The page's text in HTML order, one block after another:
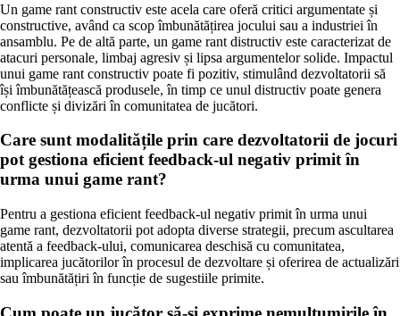
Un game rant constructiv este acela care oferă critici argumentate și
constructive, având ca scop îmbunătățirea jocului sau a industriei în
ansamblu. Pe de altă parte, un game rant distructiv este caracterizat de
atacuri personale, limbaj agresiv și lipsa argumentelor solide. Impactul
unui game rant constructiv poate fi pozitiv, stimulând dezvoltatorii să
își îmbunătățească produsele, în timp ce unul distructiv poate genera
conflicte și divizări în comunitatea de jucători.
Care sunt modalitățile prin care dezvoltatorii de jocuri
pot gestiona eficient feedback-ul negativ primit în
urma unui game rant?
Pentru a gestiona eficient feedback-ul negativ primit în urma unui
game rant, dezvoltatorii pot adopta diverse strategii, precum ascultarea
atentă a feedback-ului, comunicarea deschisă cu comunitatea,
implicarea jucătorilor în procesul de dezvoltare și oferirea de actualizări
sau îmbunătățiri în funcție de sugestiile primite.